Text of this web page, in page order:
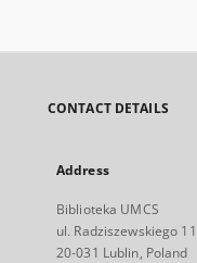
CONTACT DETAILS
Address
Biblioteka UMCS
ul. Radziszewskiego 11
20-031 Lublin, Poland